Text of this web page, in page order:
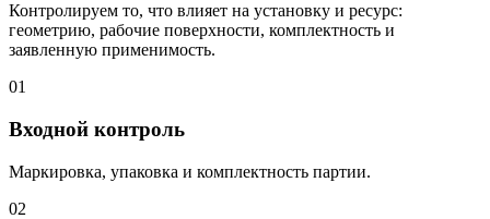
Контролируем то, что влияет на установку и ресурс:
геометрию, рабочие поверхности, комплектность и
заявленную применимость.
01
Входной контроль
Маркировка, упаковка и комплектность партии.
02